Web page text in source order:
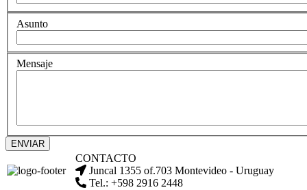
Asunto
Mensaje
ENVIAR
CONTACTO
Juncal 1355 of.703 Montevideo - Uruguay
Tel.: +598 2916 2448